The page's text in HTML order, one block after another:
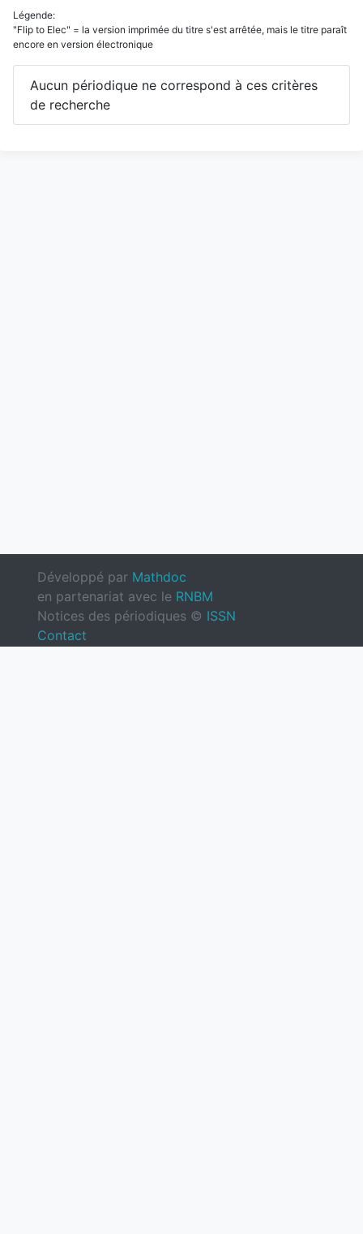
Légende:
"Flip to Elec" = la version imprimée du titre s'est arrêtée, mais le titre paraît
encore en version électronique
Aucun périodique ne correspond à ces critères
de recherche
Développé par Mathdoc
en partenariat avec le RNBM
Notices des périodiques © ISSN
Contact